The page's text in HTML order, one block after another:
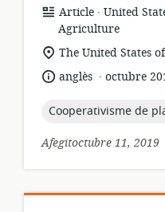
format
dels
recursos:
Article .
publicador:
United
Agriculture
ubicació
rellevant:
The United States
idioma:
anglès .
data
publicació:
octubre
topic:
Cooperativisme de
Afegitoctubre 11, 2019